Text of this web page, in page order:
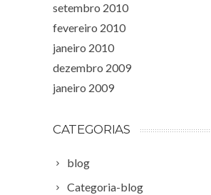
setembro 2010
fevereiro 2010
janeiro 2010
dezembro 2009
janeiro 2009
CATEGORIAS
blog
Categoria-blog